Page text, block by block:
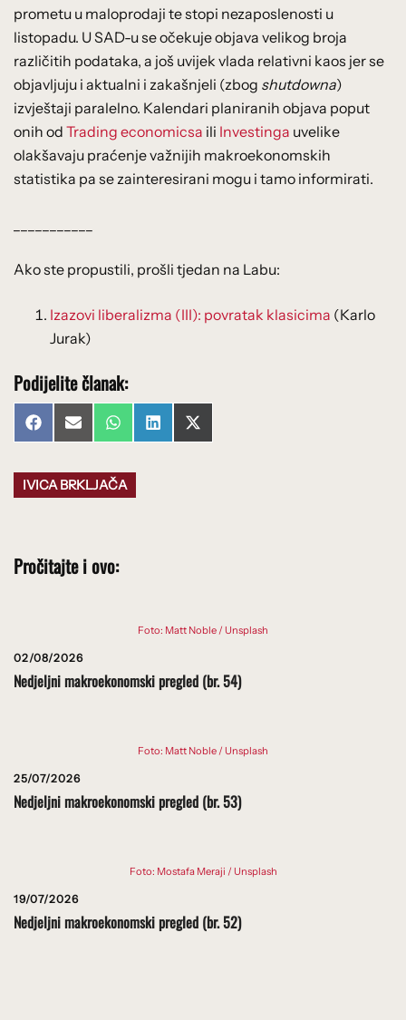
prometu u maloprodaji te stopi nezaposlenosti u
listopadu. U SAD-u se očekuje objava velikog broja
različitih podataka, a još uvijek vlada relativni kaos jer se
objavljuju i aktualni i zakašnjeli (zbog shutdowna)
izvještaji paralelno. Kalendari planiranih objava poput
onih od Trading economicsa ili Investinga uvelike
olakšavaju praćenje važnijih makroekonomskih
statistika pa se zainteresirani mogu i tamo informirati.
Ako ste propustili, prošli tjedan na Labu:
Izazovi liberalizma (III): povratak klasicima (Karlo
Jurak)
Podijelite članak:
Share
on
FacebookShare
on
Email Share
on
WhatsAppShare
on
LinkedInShare
on
X
(Twitter)
IVICA BRKLJAČA
Pročitajte i ovo:
Foto: Matt Noble / Unsplash
02/08/2026
Nedjeljni makroekonomski pregled (br. 54)
Foto: Matt Noble / Unsplash
25/07/2026
Nedjeljni makroekonomski pregled (br. 53)
Foto: Mostafa Meraji / Unsplash
19/07/2026
Nedjeljni makroekonomski pregled (br. 52)